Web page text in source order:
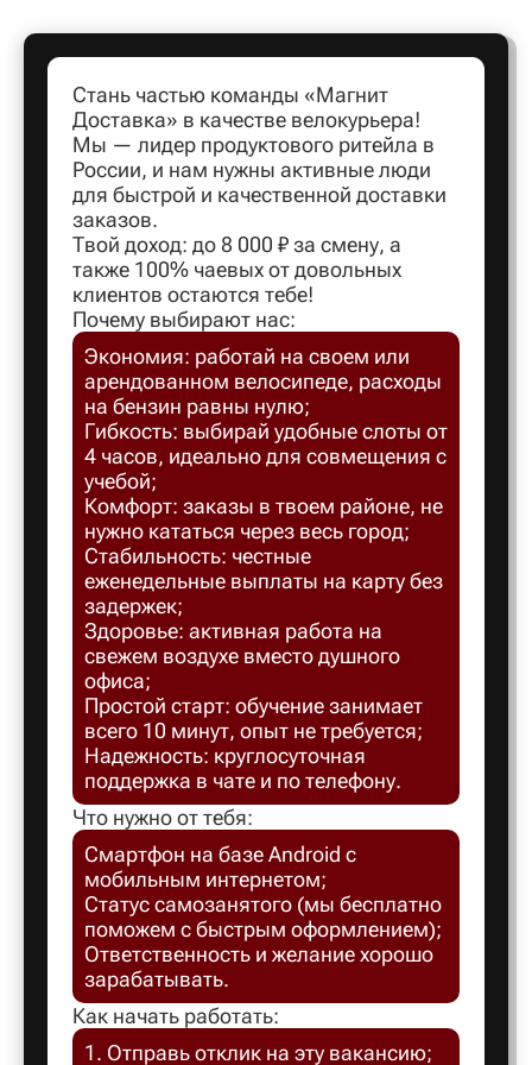
Артем
Ачинск
Балаково
Балахна
Барнаул
Безенчук
Белая
Стань частью команды «Магнит
Доставка» в качестве велокурьера!
Мы — лидер продуктового ритейла в
России, и нам нужны активные люди
для быстрой и качественной доставки
заказов.
Твой доход: до 8 000 ₽ за смену, а
также 100% чаевых от довольных
клиентов остаются тебе!
Почему выбирают нас:
Экономия: работай на своем или
арендованном велосипеде, расходы
на бензин равны нулю;
Гибкость: выбирай удобные слоты от
4 часов, идеально для совмещения с
учебой;
Комфорт: заказы в твоем районе, не
нужно кататься через весь город;
Стабильность: честные
еженедельные выплаты на карту без
задержек;
Здоровье: активная работа на
свежем воздухе вместо душного
офиса;
Простой старт: обучение занимает
всего 10 минут, опыт не требуется;
Надежность: круглосуточная
поддержка в чате и по телефону.
Что нужно от тебя:
Смартфон на базе Android с
мобильным интернетом;
Статус самозанятого (мы бесплатно
поможем с быстрым оформлением);
Ответственность и желание хорошо
зарабатывать.
Как начать работать:
1. Отправь отклик на эту вакансию;